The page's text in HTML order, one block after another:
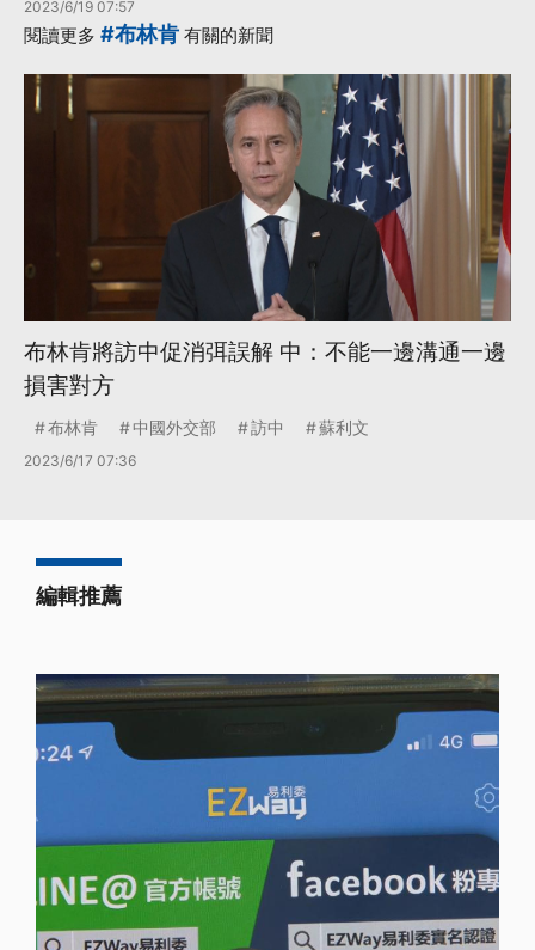
2023/6/19 07:57
閱讀更多 #布林肯 有關的新聞
布林肯將訪中促消弭誤解 中：不能一邊溝通一邊
損害對方
布林肯 中國外交部 訪中 蘇利文
2023/6/17 07:36
編輯推薦